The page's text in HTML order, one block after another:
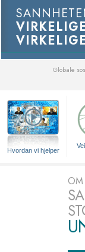
Globale
Hvordan vi hjelper
OM